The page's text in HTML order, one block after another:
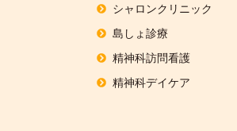
シャロンクリニック
島しょ診療
精神科訪問看護
精神科デイケア